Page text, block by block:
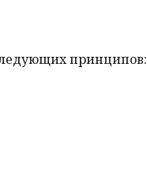
принципов: